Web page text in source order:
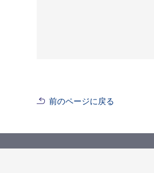
前のページに戻る